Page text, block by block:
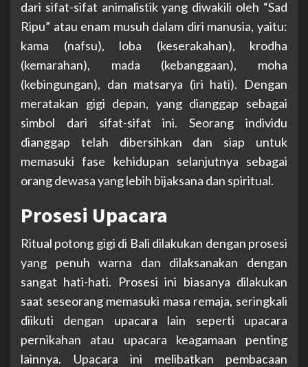
dari sifat-sifat animalistik yang diwakili oleh “Sad
Ripu” atau enam musuh dalam diri manusia, yaitu:
kama (nafsu), loba (keserakahan), krodha
(kemarahan), mada (kebanggaan), moha
(kebingungan), dan matsarya (iri hati). Dengan
meratakan gigi depan, yang dianggap sebagai
simbol dari sifat-sifat ini. Seorang individu
dianggap telah dibersihkan dan siap untuk
memasuki fase kehidupan selanjutnya sebagai
orang dewasa yang lebih bijaksana dan spiritual.
Prosesi Upacara
Ritual potong gigi di Bali dilakukan dengan prosesi
yang penuh warna dan dilaksanakan dengan
sangat hati-hati. Prosesi ini biasanya dilakukan
saat seseorang memasuki masa remaja, seringkali
diikuti dengan upacara lain seperti upacara
pernikahan atau upacara keagamaan penting
lainnya. Upacara ini melibatkan pembacaan